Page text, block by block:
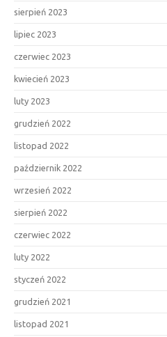
sierpień 2023
lipiec 2023
czerwiec 2023
kwiecień 2023
luty 2023
grudzień 2022
listopad 2022
październik 2022
wrzesień 2022
sierpień 2022
czerwiec 2022
luty 2022
styczeń 2022
grudzień 2021
listopad 2021